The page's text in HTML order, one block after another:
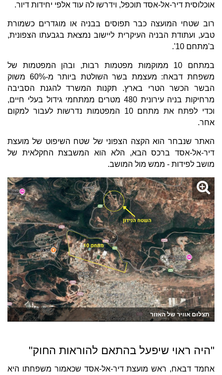
אוכלוסית דיר-אל-אסד תוכפל, וידרשו לה עוד אלפי יחידות דיור.
רוב שטחי המועצה כבר תפוסים בבניה או מוגדרים כשמורת
טבע, ועתודת הבניה העיקרית ליישוב נמצאת בגבעתו הצפונית,
ב'מתחם 10'.
במתחם 10 ממוקמות מפטמות רבות, ובהן המפטמות של
משפחת דבאח: מעצמת בשר השולטת ביותר מ-60% משוק
הבשר הכשר הטרי בארץ. תקנות המשרד להגנת הסביבה
מרחיקות בניה עירונית 480 מטרים ממתחמי גידול בעלי חיים,
וכדי לפתח את מתחם 10 המפטמות נדרשות לעבור למקום
אחר.
האתר שנבחר הוא הקצה הצפוני של שטח השיפוט של מועצת
דיר-אל-אסד ברכס הבא, הלא הוא המשבצת החקלאית של
מושב לפידות - ממש מול המושב.
תצלום אוויר של האזור
"היה ראוי שיפעל בהתאם להוראות החוק"
אחמד דבאח, ראש מועצת דיר-אל-אסד שכאמור משפחתו היא